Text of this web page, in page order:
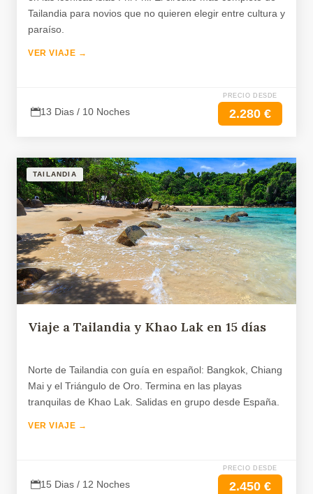
Tailandia para novios que no quieren elegir entre cultura y
paraíso.
VER VIAJE →
13 Dias / 10 Noches
PRECIO DESDE
2.280 €
TAILANDIA
Viaje a Tailandia y Khao Lak en 15 días
Norte de Tailandia con guía en español: Bangkok, Chiang
Mai y el Triángulo de Oro. Termina en las playas
tranquilas de Khao Lak. Salidas en grupo desde España.
VER VIAJE →
15 Dias / 12 Noches
PRECIO DESDE
2.450 €